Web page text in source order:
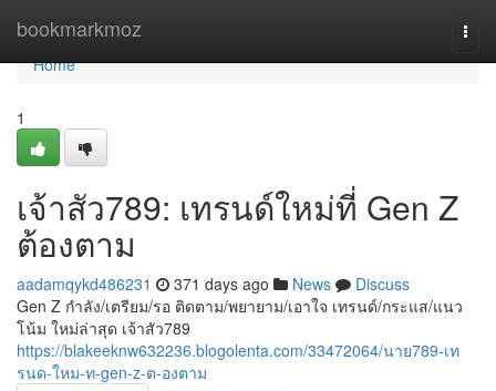
bookmarkmoz
Home
Home
1
เจ้าสัว789: เทรนด์ใหม่ที่ Gen Z
ต้องตาม
aadamqykd486231 371 days ago News
Discuss
Gen Z กำลัง/เตรียม/รอ ติดตาม/พยายาม/เอาใจ เทรนด์/กระแส/แนว
โน้ม ใหม่ล่าสุด เจ้าสัว789
https://blakeeknw632236.blogolenta.com/33472064/นาย789-เท
รนด-ใหม-ท-gen-z-ต-องตาม